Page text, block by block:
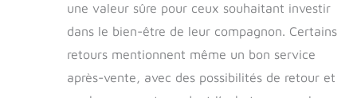
prolongée,
maintiennent la
circulation de l'air
isolation
une valeur sûre pour ceux souhaitant investir
dans le bien-être de leur compagnon. Certains
retours mentionnent même un bon service
après-vente, avec des possibilités de retour et